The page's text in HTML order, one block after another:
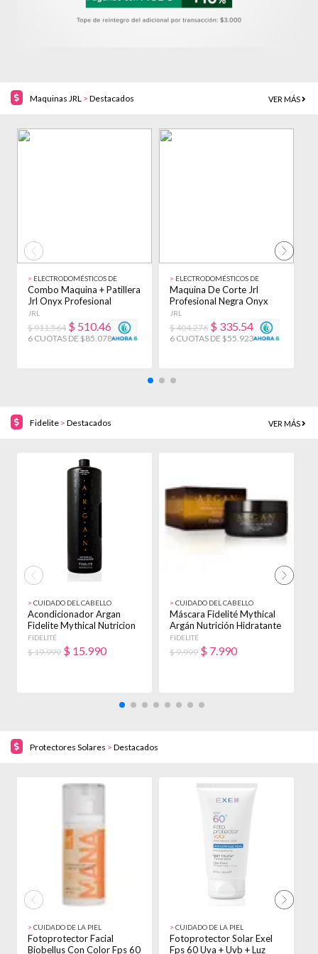
Maquinas JRL > Destacados VER MÁS
> ELECTRODOMÉSTICOS DE
BELLEZA
Combo Maquina + Patillera
Jrl Onyx Profesional
Inalambrica Negro
JRL
$ 911.564 $ 510.467
6 CUOTAS DE $85.078!
> ELECTRODOMÉSTICOS DE
BELLEZA
Maquina De Corte Jrl
Profesional Negra Onyx
Clipper 2020c Negro
JRL
$ 404.276 $ 335.540
6 CUOTAS DE $55.923!
Fidelite > Destacados VER MÁS
> CUIDADO DEL CABELLO
Acondicionador Argan
Fidelite Mythical Nutricion
X 900ml
FIDELITÉ
$ 19.999 $ 15.990
> CUIDADO DEL CABELLO
Máscara Fidelité Mythical
Argán Nutrición Hidratante
X 250g
FIDELITÉ
$ 9.999 $ 7.990
Protectores Solares > Destacados
> CUIDADO DE LA PIEL
Fotoprotector Facial
Biobellus Con Color Fps 60
> CUIDADO DE LA PIEL
Fotoprotector Solar Exel
Fps 60 Uva + Uvb + Luz